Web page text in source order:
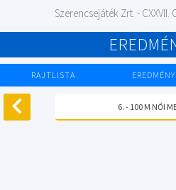
Szerencsejáték Zrt. -
RAJTLISTA
6. - 100 M NŐI